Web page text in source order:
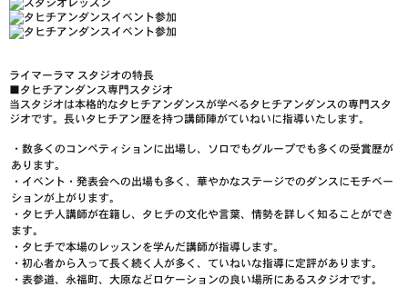
ライマーラマ スタジオの特長
■タヒチアンダンス専門スタジオ
当スタジオは本格的なタヒチアンダンスが学べるタヒチアンダンスの専門スタ
ジオです。長いタヒチアン歴を持つ講師陣がていねいに指導いたします。
・数多くのコンペティションに出場し、 ソロでもグループでも多くの受賞歴が
あります。
・ イベント・発表会への出場も多く 、華やかなステージでのダンスにモチベー
ションが上がります。
・ タヒチ人講師が在籍し、タヒチの文化や言葉、情勢を詳しく知ることができ
ます。
・タヒチで本場のレッスンを学んだ講師が指導します。
・ 初心者から入って長く続く人が多く 、ていねいな指導に定評があります。
・ 表参道、永福町、大原などロケーションの良い場所にあるスタジオです。